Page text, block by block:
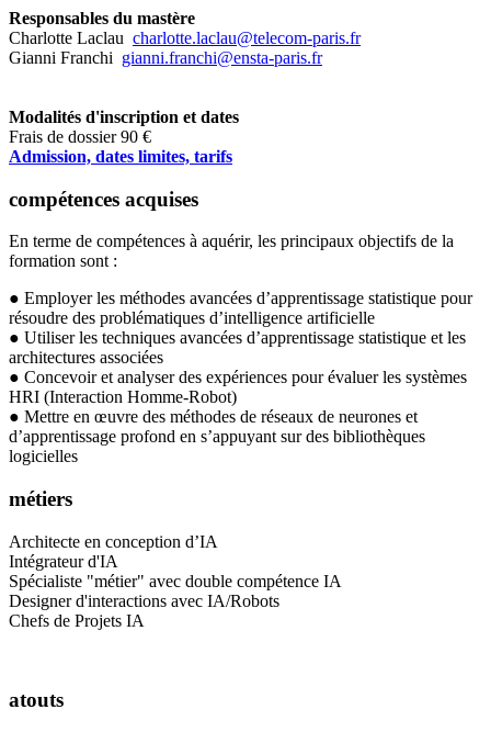
Responsables du mastère
Charlotte Laclau charlotte.laclau@telecom-paris.fr
Gianni Franchi gianni.franchi@ensta-paris.fr
Modalités d'inscription et dates
Frais de dossier 90 €
Admission, dates limites, tarifs
compétences acquises
En terme de compétences à aquérir, les principaux objectifs de la
formation sont :
● Employer les méthodes avancées d’apprentissage statistique pour
résoudre des problématiques d’intelligence artificielle
● Utiliser les techniques avancées d’apprentissage statistique et les
architectures associées
● Concevoir et analyser des expériences pour évaluer les systèmes
HRI (Interaction Homme-Robot)
● Mettre en œuvre des méthodes de réseaux de neurones et
d’apprentissage profond en s’appuyant sur des bibliothèques
logicielles
métiers
Architecte en conception d’IA
Intégrateur d'IA
Spécialiste "métier" avec double compétence IA
Designer d'interactions avec IA/Robots
Chefs de Projets IA
atouts